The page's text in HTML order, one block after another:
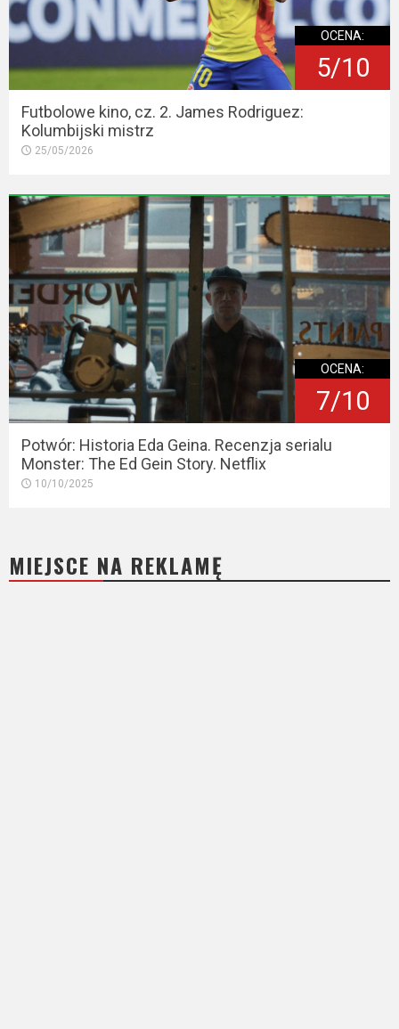
OCENA:
5/10
Futbolowe kino, cz. 2. James Rodriguez:
Kolumbijski mistrz
25/05/2026
OCENA:
7/10
Potwór: Historia Eda Geina. Recenzja serialu
Monster: The Ed Gein Story. Netflix
10/10/2025
MIEJSCE NA REKLAMĘ